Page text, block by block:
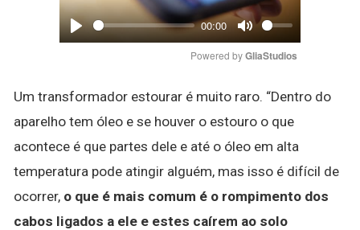
Play
00:00
Mute
Powered by GliaStudios
Um transformador estourar é muito raro. “Dentro do
aparelho tem óleo e se houver o estouro o que
acontece é que partes dele e até o óleo em alta
temperatura pode atingir alguém, mas isso é difícil de
ocorrer, o que é mais comum é o rompimento dos
cabos ligados a ele e estes caírem ao solo